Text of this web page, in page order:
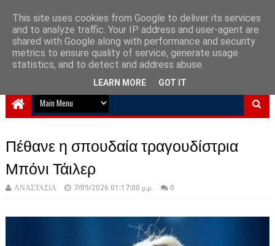
NewPlanet09
Ειδήσεις νέα από την Ελλάδα και τον κόσμο
Πέθανε η σπουδαία τραγουδίστρια
Μπόνι Τάιλερ
ΑΝΑΣΤΑΣΙΑ 7/09/2026 01:17:00 μ.μ. 0
This site uses cookies from Google to deliver its services
and to analyze traffic. Your IP address and user-agent are
shared with Google along with performance and security
metrics to ensure quality of service, generate usage
statistics, and to detect and address abuse.
LEARN MORE GOT IT